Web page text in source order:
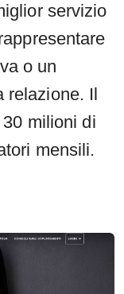
servizio
o un
Il
milioni di
mensili.